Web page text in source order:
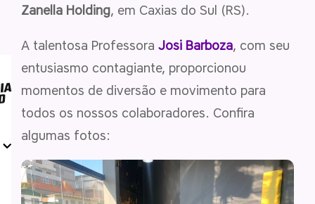
Zanella Holding, em Caxias do Sul (RS).
A talentosa Professora Josi Barboza, com seu
entusiasmo contagiante, proporcionou
momentos de diversão e movimento para
todos os nossos colaboradores. Confira
algumas fotos: